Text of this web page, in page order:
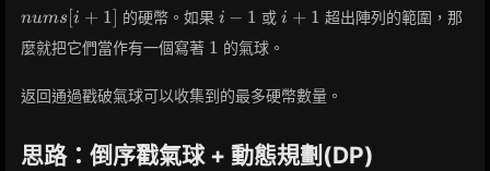
- 1]
\times
nums[i]
nums[i
nums i + 1 的硬幣。如果 i
1
i − 1 或 i
i + 1 超出陣列的範圍，那
麼就把它們當作有一個寫著 1
1 的氣球。
返回通過戳破氣球可以收集到的最多硬幣數量。
思路：倒序戳氣球 + 動態規劃(DP)